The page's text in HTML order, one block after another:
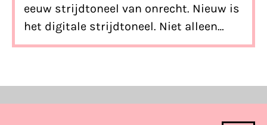
eeuw strijdtoneel van onrecht. Nieuw is
het digitale strijdtoneel. Niet alleen
onze lichamen van vlees en bloed, maar